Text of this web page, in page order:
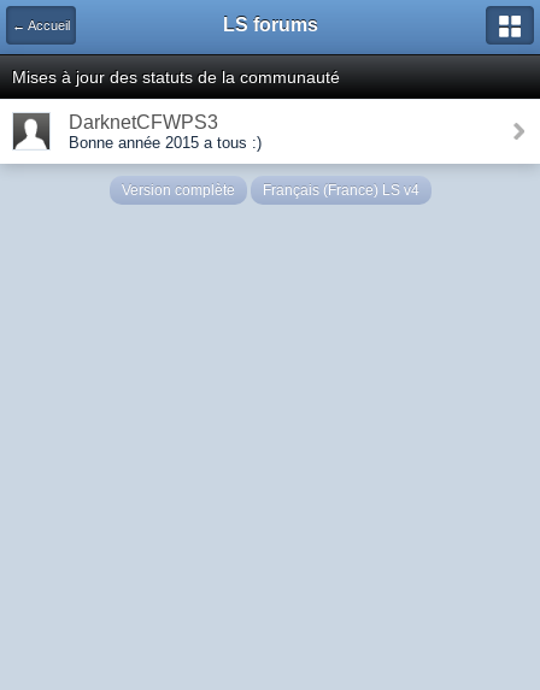
← Accueil LS forums
Mises à jour des statuts de la communauté
DarknetCFWPS3
Bonne année 2015 a tous :)
Version complète Français (France) LS v4